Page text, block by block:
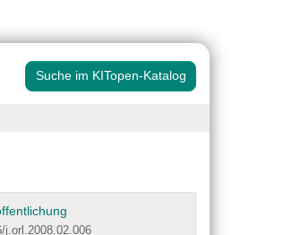
Suche im KITopen-Katalog
j.orl.2008.02.006